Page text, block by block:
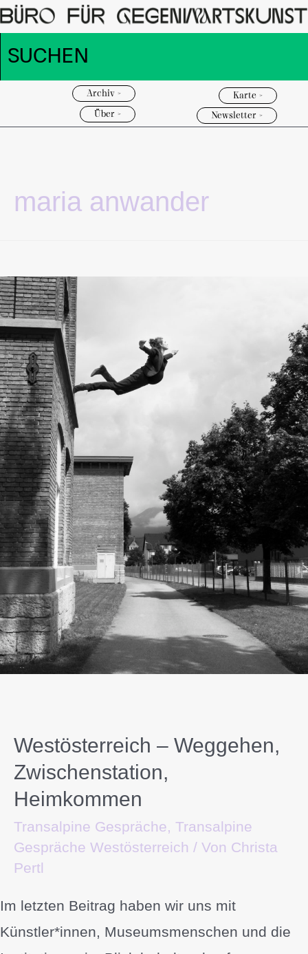
Archiv >
Über >
Karte >
Newsletter >
maria anwander
Westösterreich – Weggehen,
Zwischenstation,
Heimkommen
Transalpine Gespräche, Transalpine
Gespräche Westösterreich / Von Christa
Pertl
Im letzten Beitrag haben wir uns mit
Künstler*innen, Museumsmenschen und die